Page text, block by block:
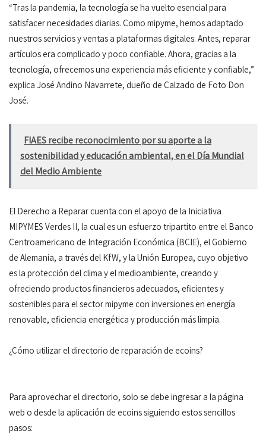
“Tras la pandemia, la tecnología se ha vuelto esencial para
satisfacer necesidades diarias. Como mipyme, hemos adaptado
nuestros servicios y ventas a plataformas digitales. Antes, reparar
artículos era complicado y poco confiable. Ahora, gracias a la
tecnología, ofrecemos una experiencia más eficiente y confiable,”
explica José Andino Navarrete, dueño de Calzado de Foto Don
José.
FIAES recibe reconocimiento por su aporte a la
sostenibilidad y educación ambiental, en el Día Mundial
del Medio Ambiente
El Derecho a Reparar cuenta con el apoyo de la Iniciativa
MIPYMES Verdes II, la cual es un esfuerzo tripartito entre el Banco
Centroamericano de Integración Económica (BCIE), el Gobierno
de Alemania, a través del KfW, y la Unión Europea, cuyo objetivo
es la protección del clima y el medioambiente, creando y
ofreciendo productos financieros adecuados, eficientes y
sostenibles para el sector mipyme con inversiones en energía
renovable, eficiencia energética y producción más limpia.
¿Cómo utilizar el directorio de reparación de ecoins?
Para aprovechar el directorio, solo se debe ingresar a la página
web o desde la aplicación de ecoins siguiendo estos sencillos
pasos: